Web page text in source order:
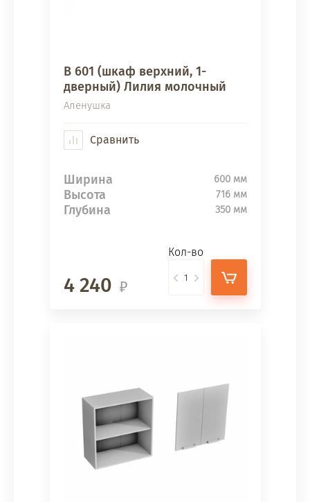
В 601 (шкаф верхний, 1-
дверный) Лилия молочный
Аленушка
Сравнить
Ширина 600 мм
Высота 716 мм
Глубина 350 мм
4 240
Кол-во